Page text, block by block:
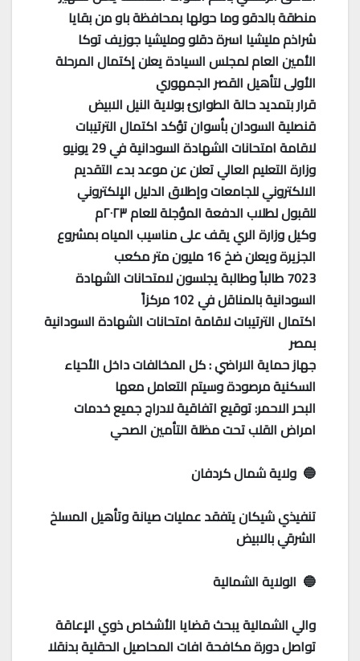
منطقة بالدقو وما حولها بمحافظة باو من بقايا
شراذم مليشيا اسرة دقلو ومليشيا جوزيف توكا
الأمين العام لمجلس السيادة يعلن إكتمال المرحلة
الأولى لتأهيل القصر الجمهوري
قرار بتمديد حالة الطوارئ بولاية النيل الابيض
قنصلية السودان بأسوان تؤكد اكتمال الترتيبات
لاقامة امتحانات الشهادة السودانية في 29 يونيو
وزارة التعليم العالي تعلن عن موعد بدء التقديم
الالكتروني للجامعات وإطلاق الدليل الإلكتروني
للقبول لطلاب الدفعة المؤجلة للعام ٢٠٢٣م
وكيل وزارة الري يقف على مناسيب المياه بمشروع
الجزيرة ويعلن ضخ 16 مليون متر مكعب
7023 طالباً وطالبة يجلسون لامتحانات الشهادة
السودانية بالمناقل في 102 مركزاً
اكتمال الترتيبات لاقامة امتحانات الشهادة السودانية
بمصر
جهاز حماية الاراضي : كل المخالفات داخل الأحياء
السكنية مرصودة وسيتم التعامل معها
البحر الاحمر: توقيع اتفاقية لادراج جميع خدمات
امراض القلب تحت مظلة التأمين الصحي
🔵 ولاية شمال كردفان
تنفيذي شيكان يتفقد عمليات صيانة وتأهيل المسلخ
الشرقي بالابيض
🔵 الولاية الشمالية
والي الشمالية يبحث قضايا الأشخاص ذوي الإعاقة
تواصل دورة مكافحة افات المحاصيل الحقلية بدنقلا